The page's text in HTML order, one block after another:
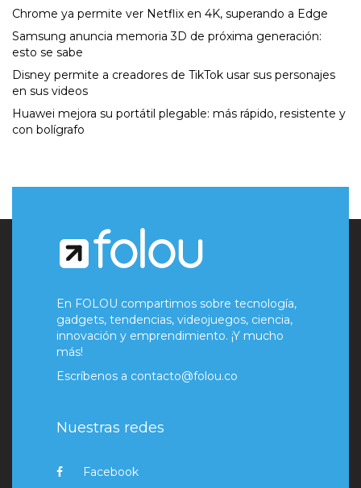
Chrome ya permite ver Netflix en 4K, superando a Edge
Samsung anuncia memoria 3D de próxima generación:
esto se sabe
Disney permite a creadores de TikTok usar sus personajes
en sus videos
Huawei mejora su portátil plegable: más rápido, resistente y
con bolígrafo
En FOLOU compartimos sobre tecnología,
gadgets, tendencias, videojuegos, ciencia,
innovación y emprendimiento. ¡Y mucho
más!
Escríbenos a contacto@folou.co
Nuestras redes
Facebook